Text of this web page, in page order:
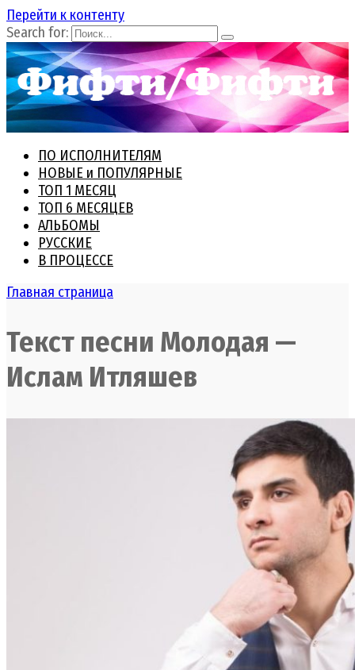
Перейти к контенту
Search for:
ПО ИСПОЛНИТЕЛЯМ
НОВЫЕ и ПОПУЛЯРНЫЕ
ТОП 1 МЕСЯЦ
ТОП 6 МЕСЯЦЕВ
АЛЬБОМЫ
РУССКИЕ
В ПРОЦЕССЕ
Главная страница
Текст песни Молодая —
Ислам Итляшев